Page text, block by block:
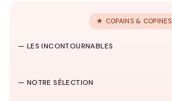
★ COPAINS & COPINES
— LES INCONTOURNABLES
274 modèles →
— NOTRE SÉLECTION
& Copines